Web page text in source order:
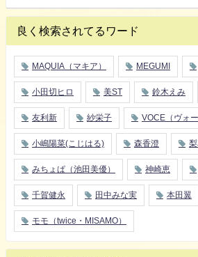
良く検索されてるワード
MAQUIA（マキア） MEGUMI
小田切ヒロ 美ST 鈴木えみ
友利新 紗栄子 VOCE（ヴォー
小嶋陽菜(こじはる) 森香澄
みちょぱ（池田美優） 神崎恵
千賀健永 田中みな実 本田翼
モモ（twice・MISAMO）